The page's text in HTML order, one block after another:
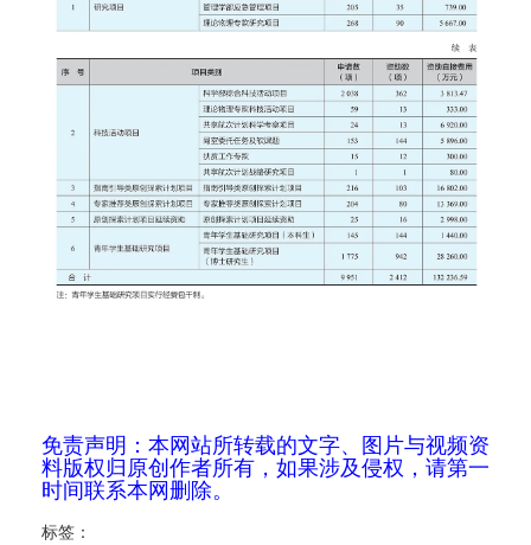
免责声明：本网站所转载的文字、图片与视频资
料版权归原创作者所有，如果涉及侵权，请第一
时间联系本网删除。
标签：